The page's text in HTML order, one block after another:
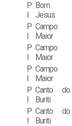
P
I
Bom
Jesus
P
I
Campo
Maior
P
I
Campo
Maior
P
I
Campo
Maior
P
I
Canto do
Buriti
P
I
Canto do
Buriti